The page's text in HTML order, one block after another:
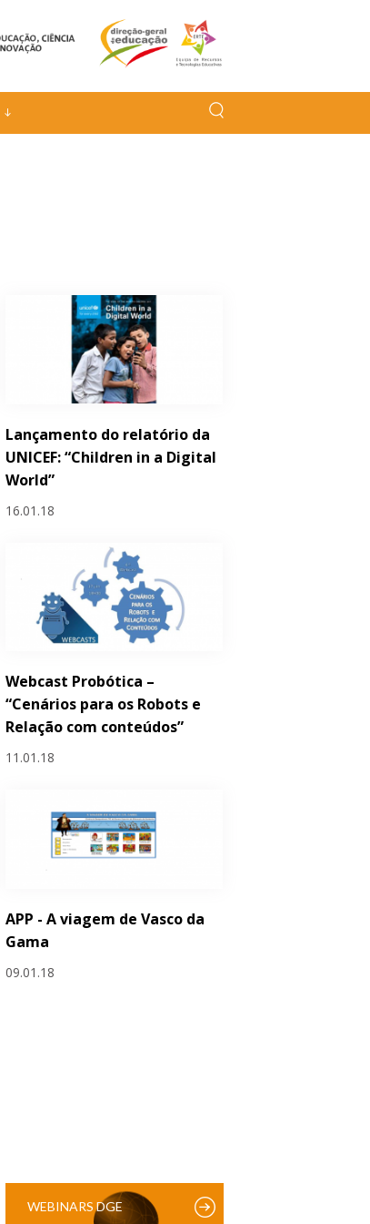
Lançamento do relatório da
UNICEF: “Children in a Digital
World”
16.01.18
Webcast Probótica –
“Cenários para os Robots e
Relação com conteúdos”
11.01.18
APP - A viagem de Vasco da
Gama
09.01.18
WEBINARS DGE